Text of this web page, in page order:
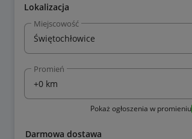
Lokalizacja
Miejscowość
Promień
Pokaż ogłoszenia w promieniu
Darmowa dostawa